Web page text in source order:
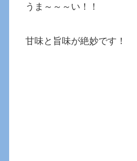
うま～～～い！！
甘味と旨味が絶妙です！